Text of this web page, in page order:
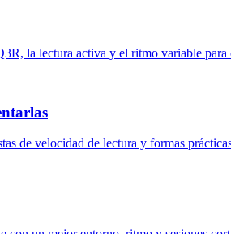
la lectura activa y el ritmo variable
de velocidad de lectura y formas